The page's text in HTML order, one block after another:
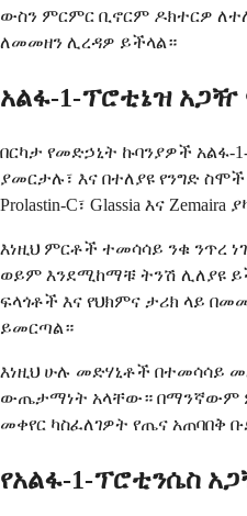
ውስን ምርምር ቢኖርም ዶክተርዎ
ለመመዘን ሊረዳዎ ይችላል።
አልፋ-1-ፕሮቲኔዝ አጋዥ
በርካታ የመድኃኒት ኩባንያዎች
ያመርታሉ፣ እና በተለያዩ የንግድ
Prolastin-C፣ Glassia እና Zemaira
እነዚህ ምርቶች ተመሳሳይ ንቁ ንጥረ
ወይም እንደሚከማቹ ትንሽ ሊለያዩ
ፍላጎቶች እና የህክምና ታሪክ ላይ
ይመርጣል።
እነዚህ ሁሉ መድሃኒቶች በተመሳሳይ
ውጤታማነት አላቸው። በማንኛውም
መቀየር ካስፈለገዎት የጤና አጠባበቅ
የአልፋ-1-ፕሮቲንሴስ